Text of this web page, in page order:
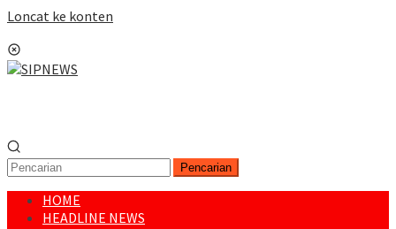
Loncat ke konten
Pencarian
HOME
HEADLINE NEWS